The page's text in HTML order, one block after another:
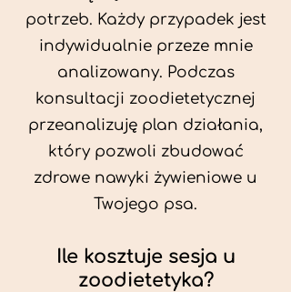
potrzeb. Każdy przypadek jest
indywidualnie przeze mnie
analizowany. Podczas
konsultacji zoodietetycznej
przeanalizuję plan działania,
który pozwoli zbudować
zdrowe nawyki żywieniowe u
Twojego psa.
Ile kosztuje sesja u
zoodietetyka?